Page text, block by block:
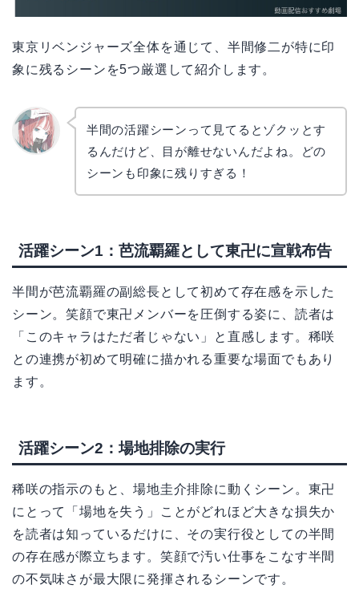
東京リベンジャーズ全体を通じて、半間修二が特に印
象に残るシーンを5つ厳選して紹介します。
半間の活躍シーンって見てるとゾクッとす
るんだけど、目が離せないんだよね。どの
シーンも印象に残りすぎる！
活躍シーン1：芭流覇羅として東卍に宣戦布告
半間が芭流覇羅の副総長として初めて存在感を示した
シーン。笑顔で東卍メンバーを圧倒する姿に、読者は
「このキャラはただ者じゃない」と直感します。稀咲
との連携が初めて明確に描かれる重要な場面でもあり
ます。
活躍シーン2：場地排除の実行
稀咲の指示のもと、場地圭介排除に動くシーン。東卍
にとって「場地を失う」ことがどれほど大きな損失か
を読者は知っているだけに、その実行役としての半間
の存在感が際立ちます。笑顔で汚い仕事をこなす半間
の不気味さが最大限に発揮されるシーンです。